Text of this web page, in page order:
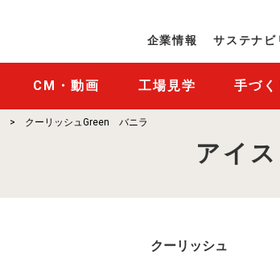
企業情報
サステナビ
CM・動画 工場見学 手づ
クーリッシュGreen バニラ
アイス
ク
クーリッシュ